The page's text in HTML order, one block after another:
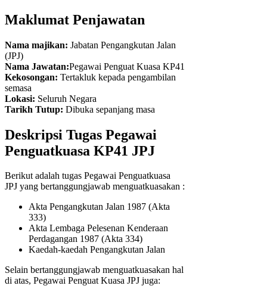
Maklumat Penjawatan
Nama majikan: Jabatan Pengangkutan Jalan
(JPJ)
Nama Jawatan:Pegawai Penguat Kuasa KP41
Kekosongan: Tertakluk kepada pengambilan
semasa
Lokasi: Seluruh Negara
Tarikh Tutup: Dibuka sepanjang masa
Deskripsi Tugas Pegawai
Penguatkuasa KP41 JPJ
Berikut adalah tugas Pegawai Penguatkuasa
JPJ yang bertanggungjawab menguatkuasakan :
Akta Pengangkutan Jalan 1987 (Akta
333)
Akta Lembaga Pelesenan Kenderaan
Perdagangan 1987 (Akta 334)
Kaedah-kaedah Pengangkutan Jalan
Selain bertanggungjawab menguatkuasakan hal
di atas, Pegawai Penguat Kuasa JPJ juga: